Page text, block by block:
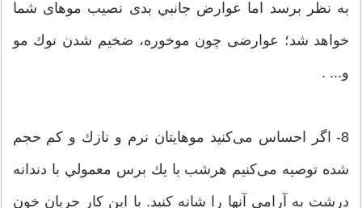
به نظر برسد اما عوارض جانبي بدی نصيب موهای شما
خواهد شد؛ عوارضی چون موخوره، ضخيم شدن نوك مو
و... .
8- اگر احساس می‌کنید موهايتان نرم و نازك و كم حجم
شده توصیه می‌کنیم هرشب با يك برس معمولي با دندانه
درشت به آرامي آنها را شانه كنيد. با اين كار جريان خون